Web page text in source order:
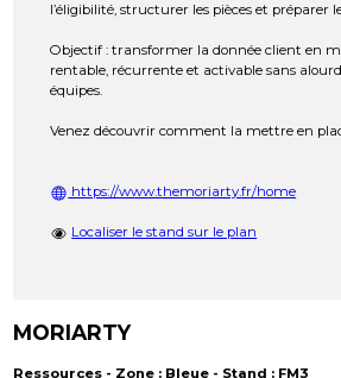
l’éligibilité, structurer les pièces et préparer
Objectif : transformer la donnée client en
rentable, récurrente et activable sans
équipes.
Venez découvrir comment la mettre en
https://www.themoriarty.fr/home
Localiser le stand sur le plan
MORIARTY
Ressources - Zone : Bleue - Stand : FM3